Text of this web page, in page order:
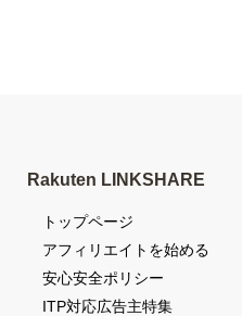
Rakuten LINKSHARE
トップページ
アフィリエイトを始める
安心安全ポリシー
ITP対応広告主特集